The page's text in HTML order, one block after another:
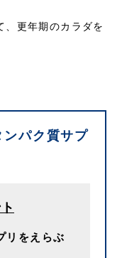
、更年期のカラダを
ンパク質サプ
リをえらぶ